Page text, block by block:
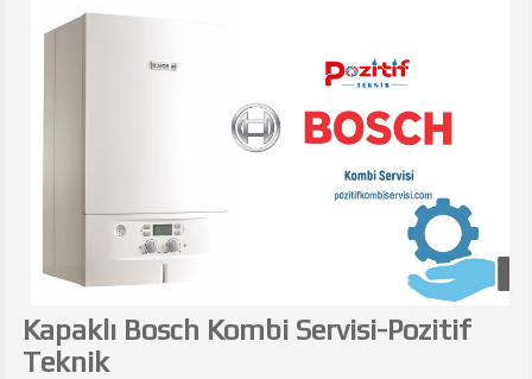
Kapaklı Bosch Kombi Servisi-Pozitif
Teknik